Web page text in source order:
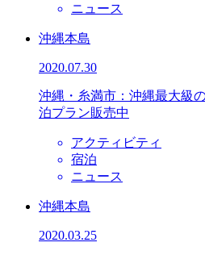
ニュース
沖縄本島
2020.07.30
沖縄・糸満市：沖縄最大級
泊プラン販売中
アクティビティ
宿泊
ニュース
沖縄本島
2020.03.25